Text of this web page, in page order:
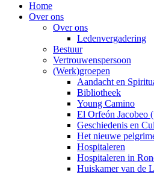
Home
Over ons
Over ons
Ledenvergadering
Bestuur
Vertrouwenspersoon
(Werk)groepen
Aandacht en
Bibliotheek
Young Camino
El Orfeón Jacobeo
Geschiedenis en
Het nieuwe
Hospitaleren
Hospitaleren in
Huiskamer van de